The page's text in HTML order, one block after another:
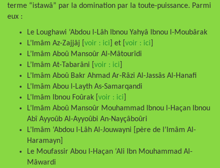
terme “istawâ” par la domination par la toute-puissance. Parmi
eux :
Le Loughawi ‘Abdou l-Lâh Ibnou Yahyâ Ibnou l-Moubârak
L’Imâm Az-Zajjâj [ voir : ici ] et [ voir : ici
L’Imâm Aboû Mansoûr Al-Mâtourîdi
L’Imâm At-Tabarâni [ voir : ici
L’Imâm Aboû Bakr Ahmad Ar-Râzi Al-Jassâs Al-Hanafi
L’Imâm Abou l-Layth As-Samarqandi
L’Imâm Ibnou Foûrak [ voir : ici
L’Imâm Aboû Mansoûr Mouhammad Ibnou l-Haçan Ibnou
Abî Ayyoûb Al-Ayyoûbi An-Nayçâboûri
L’Imâm ‘Abdou l-Lâh Al-Jouwayni [père de l’Imâm Al-
Haramayn]
Le Moufassir Abou l-Haçan ‘Ali Ibn Mouhammad Al-
Mâwardi